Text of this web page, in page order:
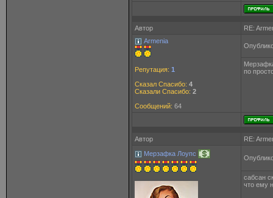
Автор
RE:
Armenia
Репутация: 1
Сказал Спасибо: 4
Сказали Спасибо: 2
Сообщений: 64
по
Автор
RE:
Мерзафка Лоупс
сабсан
что ему